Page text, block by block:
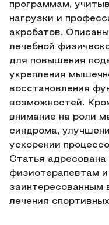
программам,
нагрузки и
акробатов.
лечебной
для повышения
укрепления
восстановления
возможностей.
внимание на роли
синдрома,
ускорении
Статья
физиотерапевтам
заинтересованным
лечения